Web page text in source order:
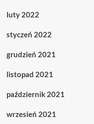
luty 2022
styczeń 2022
grudzień 2021
listopad 2021
październik 2021
wrzesień 2021